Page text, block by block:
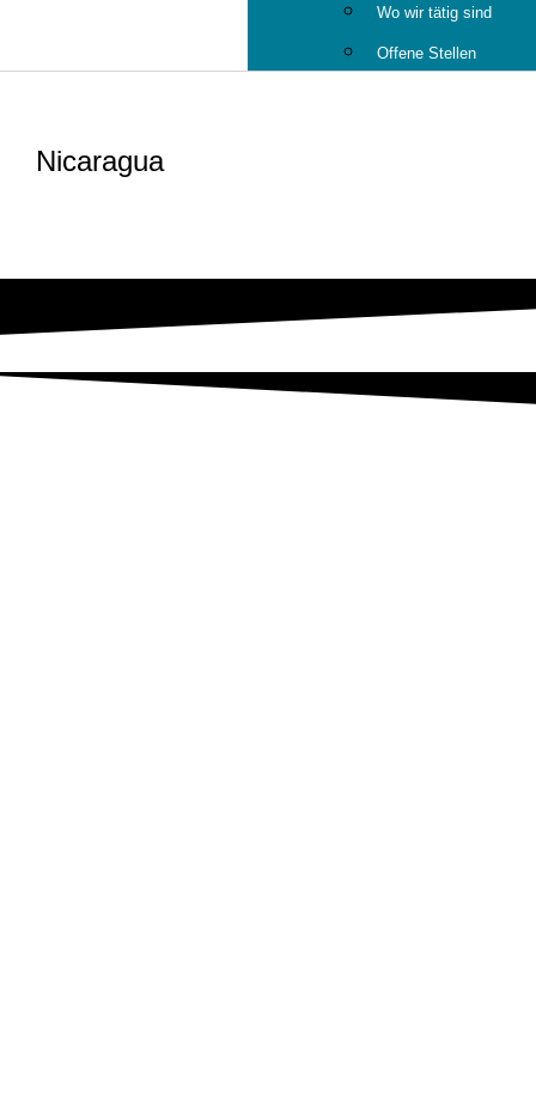
Wo wir tätig sind
Offene Stellen
Nicaragua